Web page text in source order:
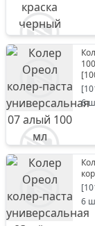
[
[
6
[
6